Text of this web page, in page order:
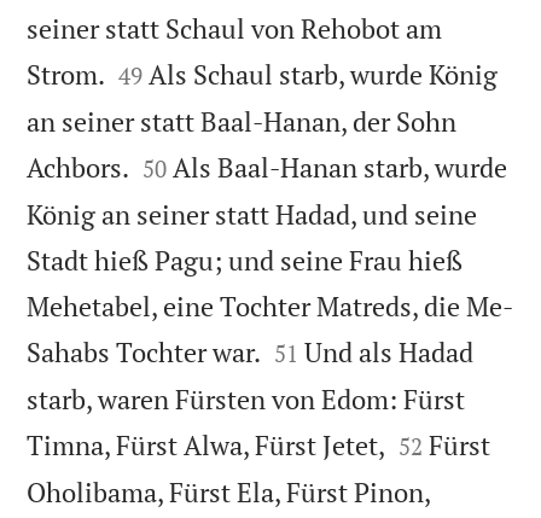
seiner statt Schaul von Rehobot am
Strom. 

49 Als Schaul starb, wurde König
an seiner statt Baal-Hanan, der Sohn
Achbors. 

50 Als Baal-Hanan starb, wurde
König an seiner statt Hadad, und seine
Stadt hieß Pagu; und seine Frau hieß
Mehetabel, eine Tochter Matreds, die Me-
Sahabs Tochter war. 

51 Und als Hadad
starb, waren Fürsten von Edom: Fürst
Timna, Fürst Alwa, Fürst Jetet, 

52 Fürst
Oholibama, Fürst Ela, Fürst Pinon,